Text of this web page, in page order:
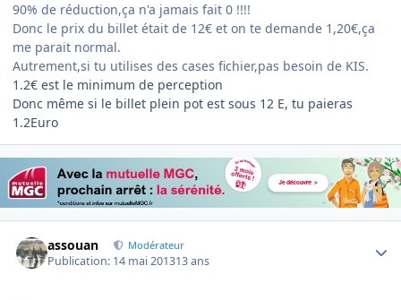
90% de réduction,ça n'a jamais fait 0 !!!!
Donc le prix du billet était de 12€ et on te demande 1,20€,ça
me parait normal.
Autrement,si tu utilises des cases fichier,pas besoin de KIS.
1.2€ est le minimum de perception
Donc même si le billet plein pot est sous 12 E, tu paieras
1.2Euro
assouan Modérateur
Publication: 14 mai 201313 ans